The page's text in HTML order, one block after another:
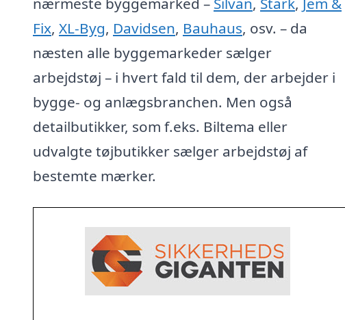
Fix, XL-Byg, Davidsen, Bauhaus, osv. – da
næsten alle byggemarkeder sælger
arbejdstøj – i hvert fald til dem, der arbejder i
bygge- og anlægsbranchen. Men også
detailbutikker, som f.eks. Biltema eller
udvalgte tøjbutikker sælger arbejdstøj af
bestemte mærker.